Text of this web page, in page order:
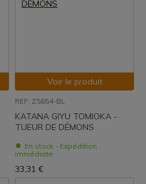
Voir le produit
REF: ZS654-BL
KATANA GIYU TOMIOKA -
TUEUR DE DÉMONS
En stock - Expédition
immédiate
33,31 €